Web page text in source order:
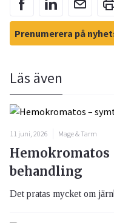
Prenumerera på
Läs även
11 juni, 2026 Mage & Tarm
Hemokromatos
behandling
Det pratas mycket om